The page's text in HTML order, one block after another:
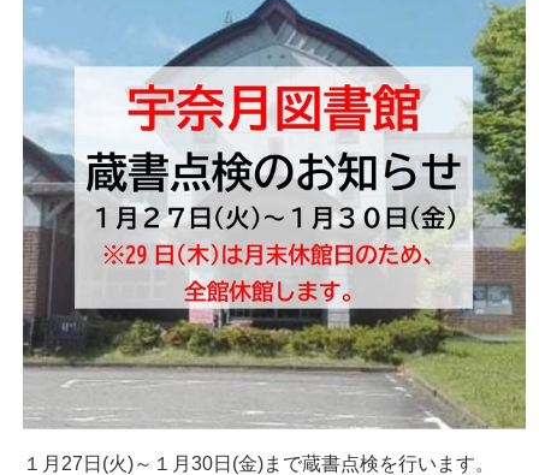
１月27日(火)～１月30日(金)まで蔵書点検を行います。